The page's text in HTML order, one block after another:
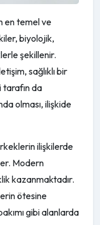
en temel ve
biyolojik,
şekillenir.
sağlıklı bir
tarafın da
olması, ilişkide
ilişkilerde
Modern
kazanmaktadır.
ötesine
gibi alanlarda